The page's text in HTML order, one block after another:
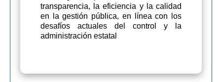
transparencia, la eficiencia y la calidad
en la gestión pública, en línea con los
desafíos actuales del control y la
administración estatal